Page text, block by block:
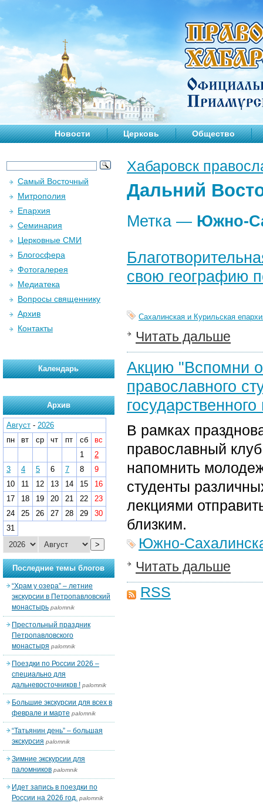
Новости Церковь Общество
Хабаровск
Дальний
Метка — Южно-
свою географию
Сахалинская и Курильская
Читать дальше
Акцию "Вспомни
православного
В рамках
православный
напомнить
студенты
лекциями
близким.
Южно-
Читать дальше
RSS
Самый Восточный
Митрополия
Епархия
Семинария
Церковные СМИ
Блогосфера
Фотогалерея
Медиатека
Вопросы священнику
Архив
Контакты
Календарь
Архив
Август - 2026
пн
вт ср чт пт сб
вс
1
2
3
4 5 6 7 8
9
10
11 12 13 14 15
16
17
18 19 20 21 22
23
24
25 26 27 28 29
30
31
>
Последние темы блогов
“Храм у озера” – летние
экскурсии в Петропавловский
монастырь palomnik
Престольный праздник
Петропавловского
монастыря palomnik
Поездки по России 2026 –
специально для
дальневосточников ! palomnik
Большие экскурсии для всех в
феврале и марте palomnik
“Татьянин день” – большая
экскурсия palomnik
Зимние экскурсии для
паломников palomnik
Идет запись в поездки по
России на 2026 год. palomnik